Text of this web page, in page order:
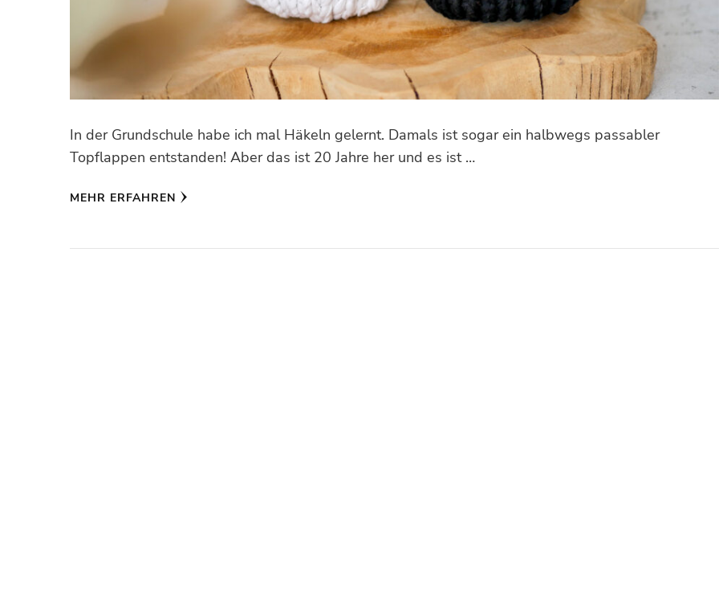
In der Grundschule habe ich mal Häkeln gelernt. Damals ist sogar ein halbwegs passabler
Topflappen entstanden! Aber das ist 20 Jahre her und es ist …
MEHR ERFAHREN